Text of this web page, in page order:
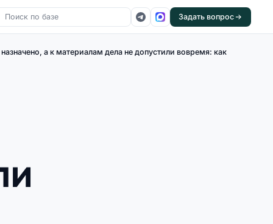
Задать вопрос
а к материалам дела не допустили вовремя: как